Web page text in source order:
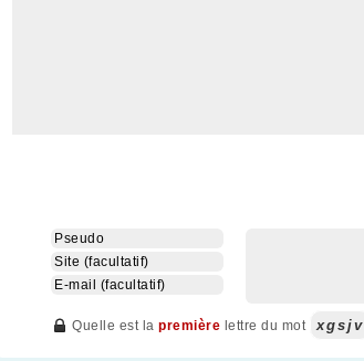
Quelle est la première lettre du mot xgsjv